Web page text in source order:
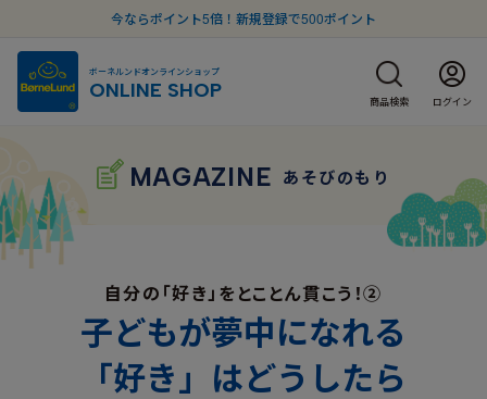
今ならポイント5倍！新規登録で500ポイント
ボーネルンドオンラインショップ
ONLINE SHOP 商品検索 ログイン
MAGAZINE あそびのもり
自分の「好き」をとことん貫こう！②
子どもが夢中になれる
「好き」はどうしたら